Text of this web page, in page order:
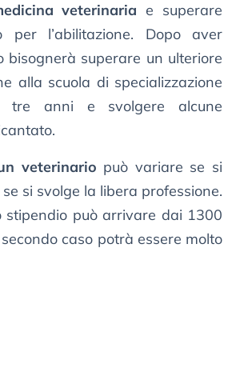
veterinaria e superare
per l’abilitazione. Dopo aver
bisognerà superare un ulteriore
alla scuola di specializzazione
tre anni e svolgere alcune
veterinario può variare se si
si svolge la libera professione.
stipendio può arrivare dai 1300
caso potrà essere molto